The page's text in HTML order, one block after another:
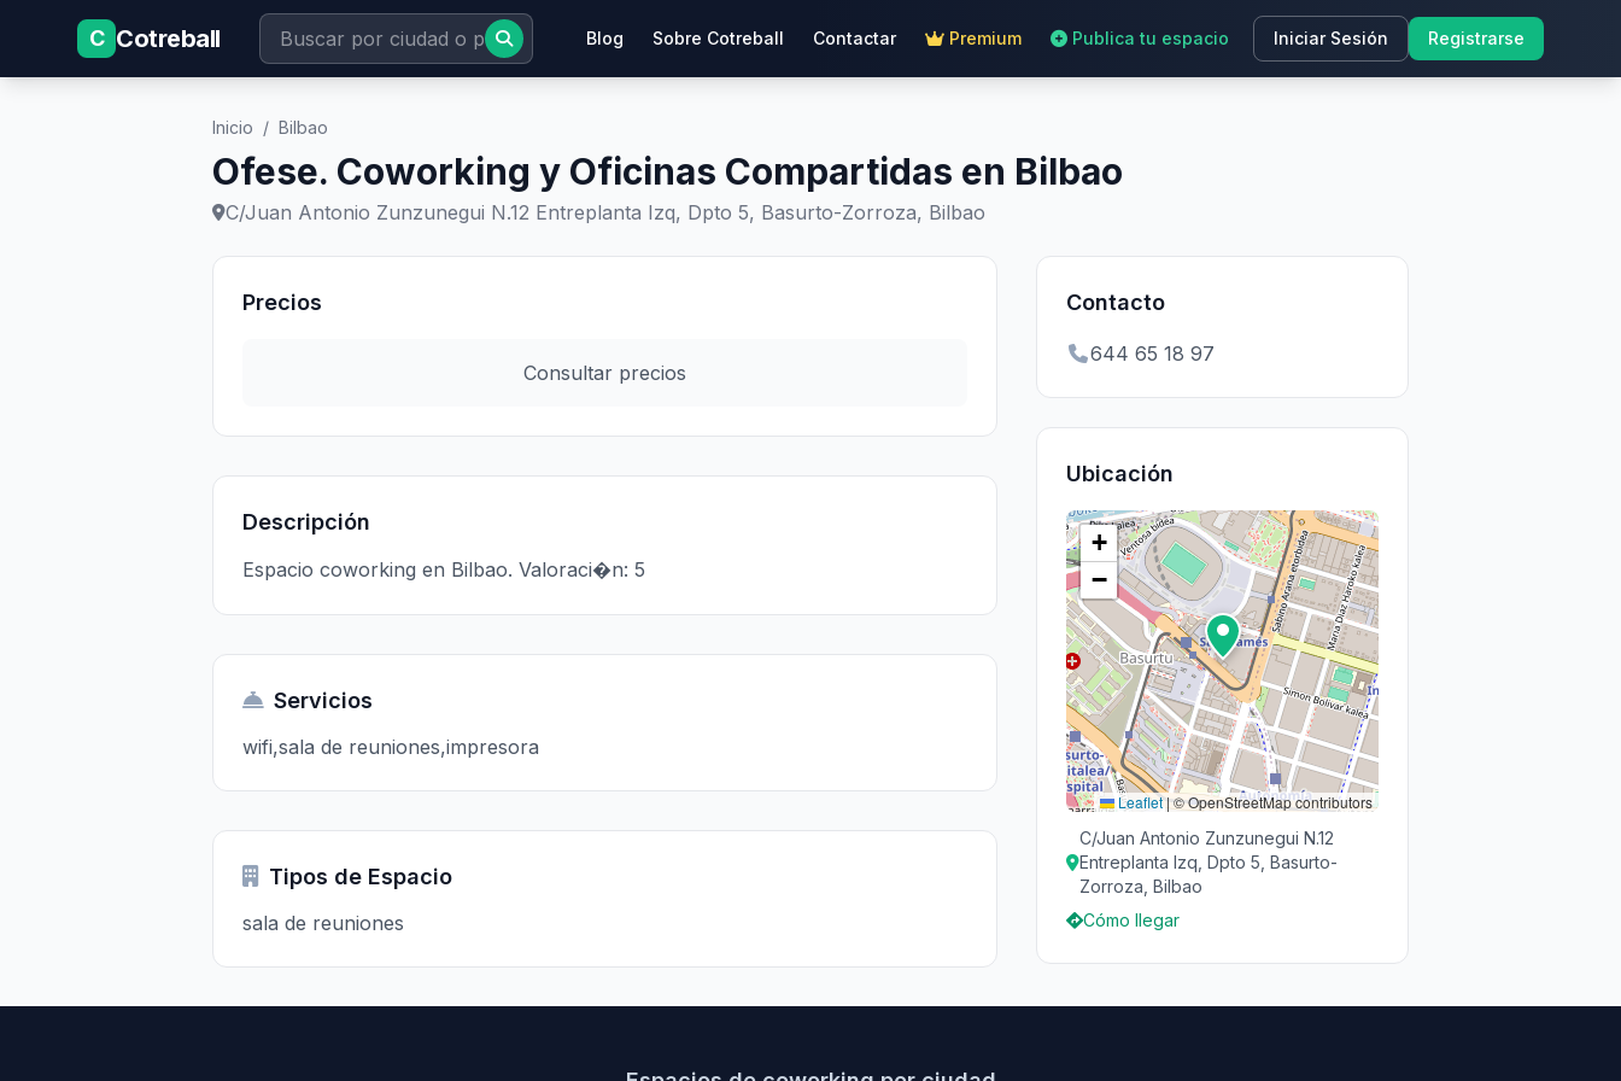
C Cotreball Blog Sobre Cotreball Contactar Premium Publica tu espacio Iniciar Sesión Registrarse
Inicio / Bilbao
Ofese. Coworking y Oficinas Compartidas en Bilbao
C/Juan Antonio Zunzunegui N.12 Entreplanta Izq, Dpto 5, Basurto-Zorroza, Bilbao
Precios
Consultar precios
Descripción
Espacio coworking en Bilbao. Valoraci�n: 5
Servicios
wifi,sala de reuniones,impresora
Tipos de Espacio
sala de reuniones
Contacto
644 65 18 97
Ubicación
+
−
Leaflet|© OpenStreetMap contributors
C/Juan Antonio Zunzunegui N.12
Entreplanta Izq, Dpto 5, Basurto-
Zorroza, Bilbao
Cómo llegar